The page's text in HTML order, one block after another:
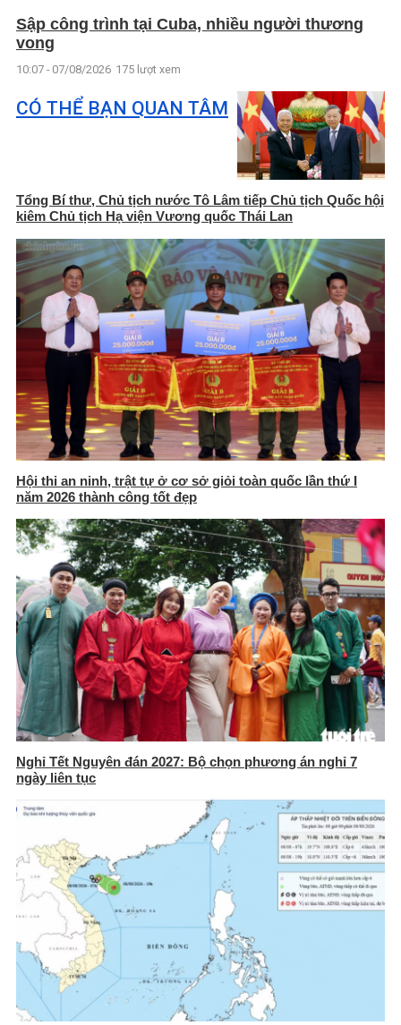
Sập công trình tại Cuba, nhiều người thương
vong
10:07 - 07/08/2026 175 lượt xem
CÓ THỂ BẠN QUAN TÂM
Tổng Bí thư, Chủ tịch nước Tô Lâm tiếp Chủ tịch Quốc hội
kiêm Chủ tịch Hạ viện Vương quốc Thái Lan
Hội thi an ninh, trật tự ở cơ sở giỏi toàn quốc lần thứ I
năm 2026 thành công tốt đẹp
Nghỉ Tết Nguyên đán 2027: Bộ chọn phương án nghỉ 7
ngày liên tục